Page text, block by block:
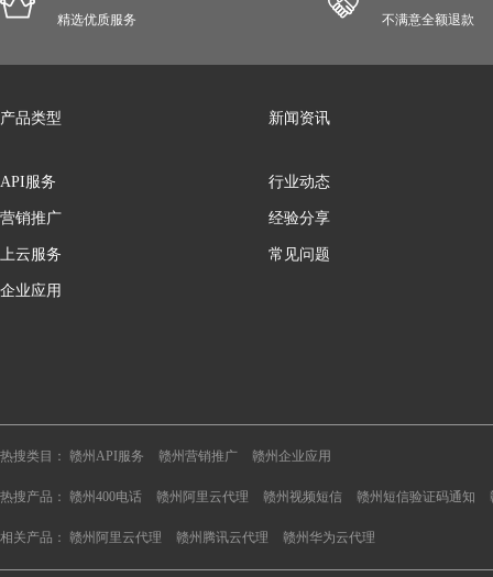
精选优质服务 不满意全额退款
产品类型
API服务
营销推广
上云服务
企业应用
新闻资讯
行业动态
经验分享
常见问题
热搜类目： 赣州API服务 赣州营销推广 赣州企业应用
热搜产品： 赣州400电话 赣州阿里云代理 赣州视频短信 赣州短信验证码通知
相关产品： 赣州阿里云代理 赣州腾讯云代理 赣州华为云代理